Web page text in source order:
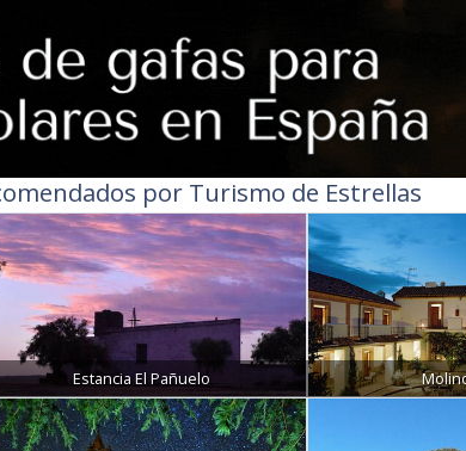
por Turismo de Estrellas
Estancia El Pañuelo